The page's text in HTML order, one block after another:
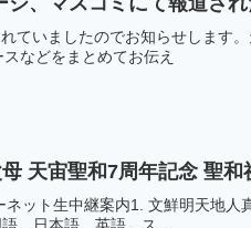
ていましたのでお知らせしま
などをまとめてお伝え
天宙聖和7周年記念 聖和
ット生中継案内1. 文鮮明天地